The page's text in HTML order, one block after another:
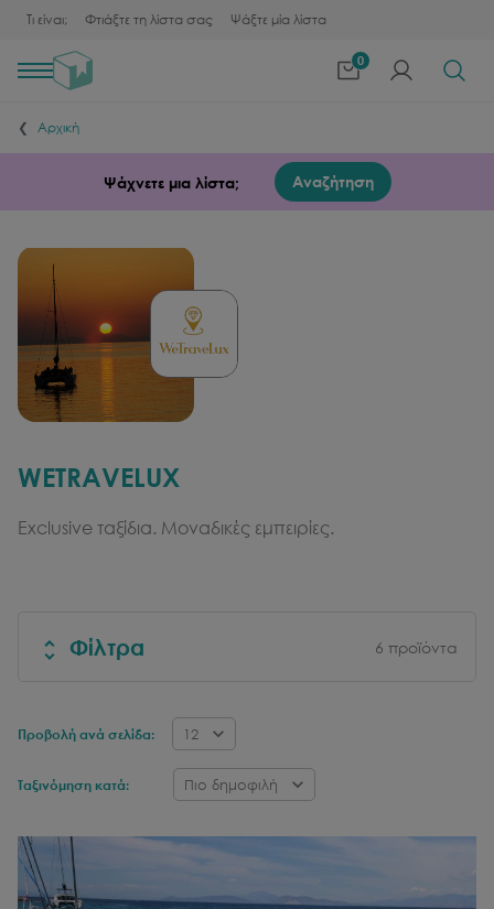
Τι είναι; Φτιάξτε τη λίστα σας Ψάξτε μία λίστα
Toggle
0
Αρχική
Ψάχνετε μια λίστα; Αναζήτηση
WETRAVELUX
Exclusive ταξίδια. Μοναδικές εμπειρίες.
Φίλτρα 6 προϊόντα
Προβολή ανά σελίδα: 12
Ταξινόμηση κατά: Πιο δημοφιλή